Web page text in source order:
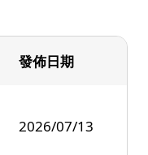
發佈日期
2026/07/13